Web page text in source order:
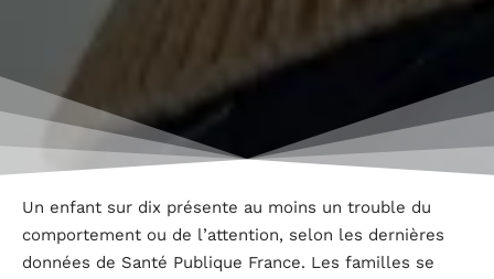
Un enfant sur dix présente au moins un trouble du
comportement ou de l’attention, selon les dernières
données de Santé Publique France. Les familles se